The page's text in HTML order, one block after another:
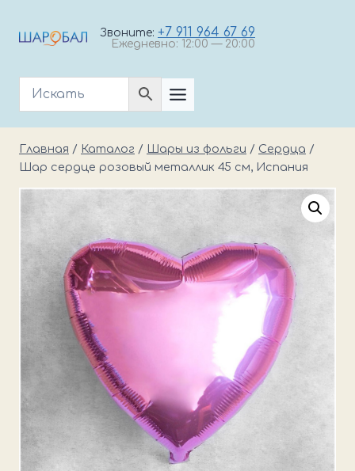
Звоните: +7 911 964 67 69
Ежедневно: 12:00 — 20:00
Главная / Каталог / Шары из фольги / Cердца /
Шар сердце розовый металлик 45 см, Испания